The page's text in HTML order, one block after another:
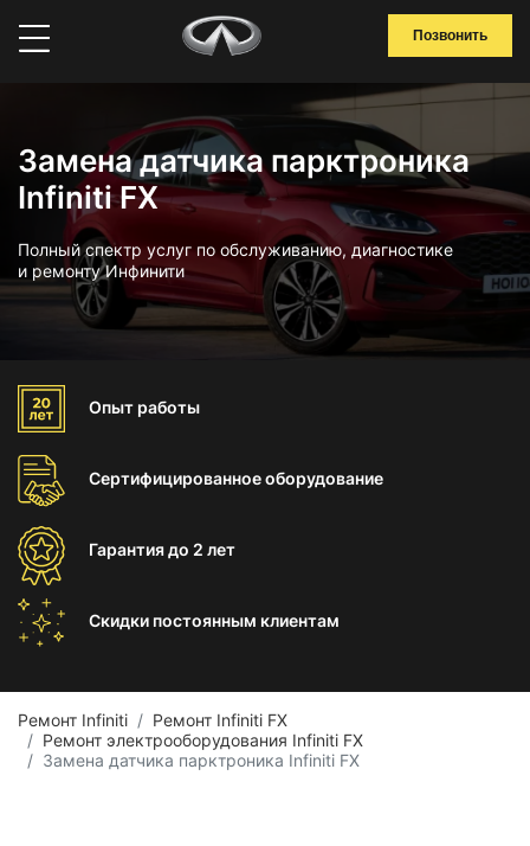
Позвонить
Замена датчика парктроника
Infiniti FX
Полный спектр услуг по обслуживанию, диагностике
и ремонту Инфинити
Опыт работы
Сертифицированноеоборудование
Гарантиядо 2 лет
Скидки постоянным клиентам
Ремонт Infiniti
Ремонт Infiniti FX
Ремонт электрооборудования Infiniti FX
Замена датчика парктроника Infiniti FX